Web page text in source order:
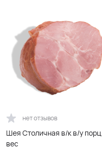
нет отзывов
Шея Столичная в/к в/у порц
вес